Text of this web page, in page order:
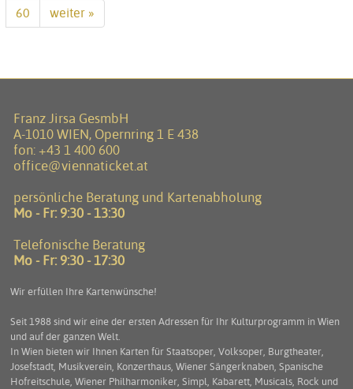
60
weiter »
Franz Jirsa GesmbH
A-1010 WIEN, Opernring 1 E 438
fon: +43 1 400 600
office@viennaticket.at
persönliche Beratung und Kartenabholung
Mo - Fr: 9:30 - 13:30
Telefonische Beratung
Mo - Fr: 9:30 - 17:30
Wir erfüllen Ihre Kartenwünsche!
Seit 1988 sind wir eine der ersten Adressen für Ihr Kulturprogramm in Wien
und auf der ganzen Welt.
In Wien bieten wir Ihnen Karten für Staatsoper, Volksoper, Burgtheater,
Josefstadt, Musikverein, Konzerthaus, Wiener Sängerknaben, Spanische
Hofreitschule, Wiener Philharmoniker, Simpl, Kabarett, Musicals, Rock und